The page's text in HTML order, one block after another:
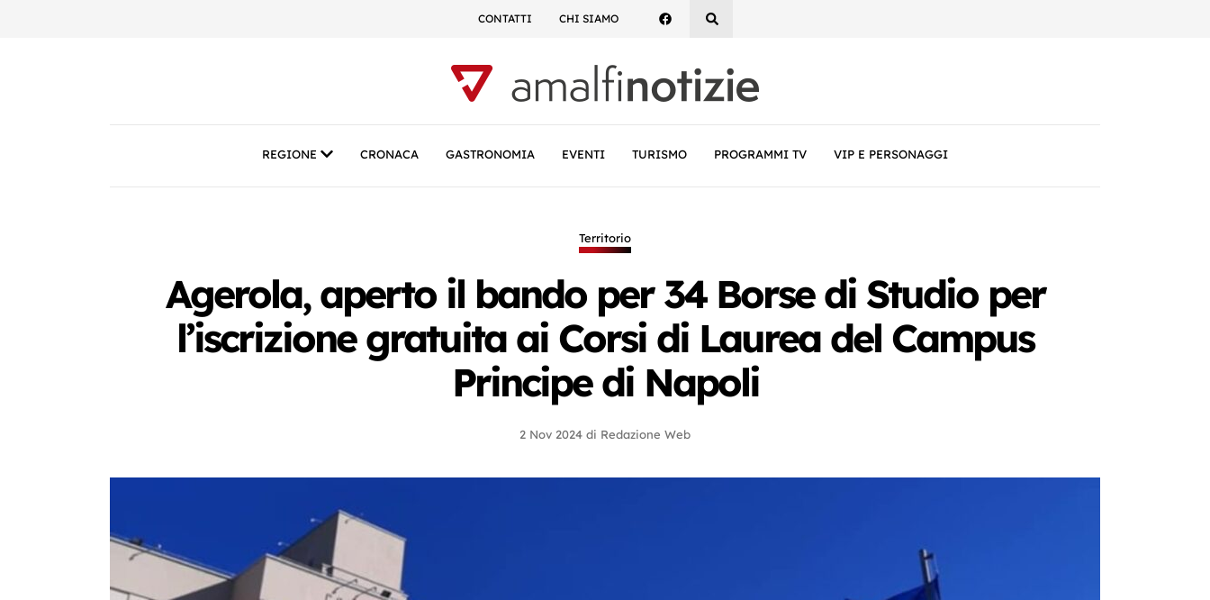
CONTATTI CHI SIAMO
REGIONE CRONACA GASTRONOMIA EVENTI TURISMO PROGRAMMI TV VIP E PERSONAGGI
Territorio
Agerola, aperto il bando per 34 Borse di Studio per
l’iscrizione gratuita ai Corsi di Laurea del Campus
Principe di Napoli
2 Nov 2024 di Redazione Web